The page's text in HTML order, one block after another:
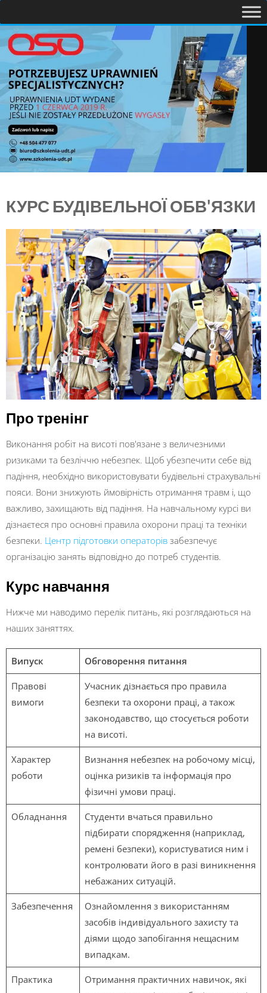
КУРС БУДІВЕЛЬНОЇ ОБВ'ЯЗКИ
Про тренінг
Виконання робіт на висоті пов'язане з величезними
ризиками та безліччю небезпек. Щоб убезпечити себе від
падіння, необхідно використовувати будівельні страхувальні
пояси. Вони знижують ймовірність отримання травм і, що
важливо, захищають від падіння. На навчальному курсі ви
дізнаєтеся про основні правила охорони праці та техніки
безпеки. Центр підготовки операторів забезпечує
організацію занять відповідно до потреб студентів.
Курс навчання
Нижче ми наводимо перелік питань, які розглядаються на
наших заняттях.
Випуск Обговорення питання
Правові
вимоги
Учасник дізнається про правила
безпеки та охорони праці, а також
законодавство, що стосується роботи
на висоті.
Характер
роботи
Визнання небезпек на робочому місці,
оцінка ризиків та інформація про
фізичні умови праці.
Обладнання
Студенти вчаться правильно
підбирати спорядження (наприклад,
ремені безпеки), користуватися ним і
контролювати його в разі виникнення
небажаних ситуацій.
Забезпечення
Ознайомлення з використанням
засобів індивідуального захисту та
діями щодо запобігання нещасним
випадкам.
Практика
Отримання практичних навичок, які